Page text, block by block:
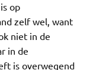
op
zelf wel, want
niet in de
in de
is overwegend